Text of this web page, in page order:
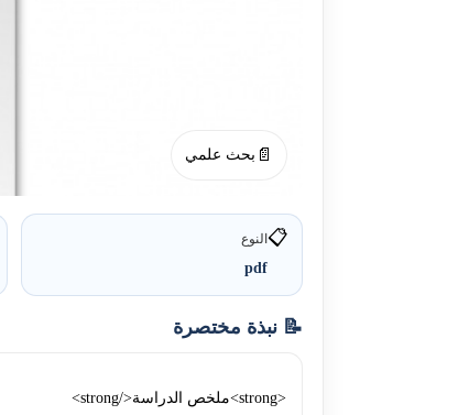
📄 بحث علمي
📋النوع
pdf
📝 نبذة مختصرة
<strong>ملخص الدراسة</strong>